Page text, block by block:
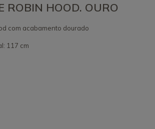
ROBIN HOOD. OURO
com acabamento dourado
117 cm